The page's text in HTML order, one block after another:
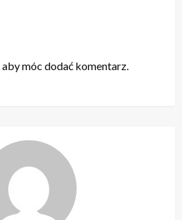
aby móc dodać komentarz.